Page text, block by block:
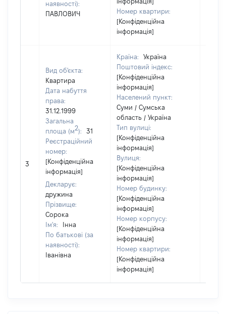
наявності):
ПАВЛОВИЧ
Номер квартири:
[Конфіденційна
інформація]
3
Вид об'єкта:
Квартира
Дата набуття
права:
31.12.1999
Загальна
площа (м2):
31
Реєстраційний
номер:
[Конфіденційна
інформація]
Декларує:
дружина
Прізвище:
Сорока
Ім'я:
Інна
По батькові (за
наявності):
Іванівна
Країна:
Україна
Поштовий індекс:
[Конфіденційна
інформація]
Населений пункт:
Суми / Сумська
область / Україна
Тип вулиці:
[Конфіденційна
інформація]
Вулиця:
[Конфіденційна
інформація]
Номер будинку:
[Конфіденційна
інформація]
Номер корпусу:
[Конфіденційна
інформація]
Номер квартири:
[Конфіденційна
інформація]